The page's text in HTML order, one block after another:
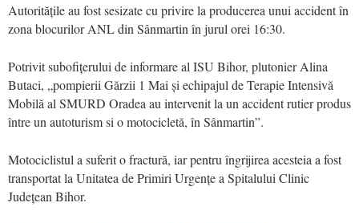
Autoritățile au fost sesizate cu privire la producerea unui accident în
zona blocurilor ANL din Sânmartin în jurul orei 16:30.
Potrivit subofițerului de informare al ISU Bihor, plutonier Alina
Butaci, „pompierii Gărzii 1 Mai și echipajul de Terapie Intensivă
Mobilă al SMURD Oradea au intervenit la un accident rutier produs
între un autoturism si o motocicletă, în Sânmartin”.
Motociclistul a suferit o fractură, iar pentru îngrijirea acesteia a fost
transportat la Unitatea de Primiri Urgențe a Spitalului Clinic
Județean Bihor.